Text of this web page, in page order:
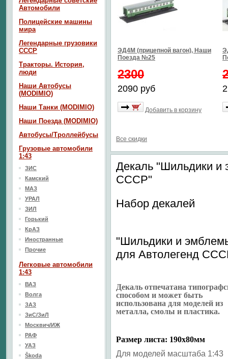
ЭД4М (прицепной вагон), Наши
Поезда №25
2300
2090 руб
Добавить в корзину
Все скидки
Декаль "Шильдики и
СССР"
Набор декалей
"Шильдики и
для Автолегенд
Декаль отпечатана
способом и может быть
использована для моделей из
металла, смолы и пластика.
Размер листа: 190х80мм
Для моделей масштаба 1:43
Автомобили
Полицейские машины
мира
Легендарные грузовики
СССР
Тракторы. История,
люди
Наши Автобусы
(MODIMIO)
Наши Танки (MODIMIO)
Наши Поезда (MODIMIO)
Автобусы/Троллейбусы
Грузовые автомобили
1:43
ЗИС
Камский
МАЗ
УРАЛ
ЗИЛ
Горький
КрАЗ
Иностранные
Прочие
Легковые автомобили
1:43
ВАЗ
Волга
ЗАЗ
ЗиС/ЗиЛ
Москвич/ИЖ
РАФ
УАЗ
Škoda